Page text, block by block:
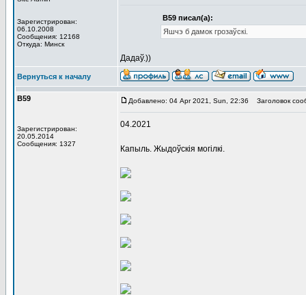
Зарегистрирован:
06.10.2008
Сообщения: 12168
Откуда: Минск
В59 писал(а):
Яшчэ б дамок грозаўскі.
Дадаў.))
Вернуться к началу
В59
Зарегистрирован:
20.05.2014
Сообщения: 1327
Добавлено: 04 Apr 2021, Sun, 22:36 Заголовок
04.2021
Капыль. Жыдоўскія могілкі.